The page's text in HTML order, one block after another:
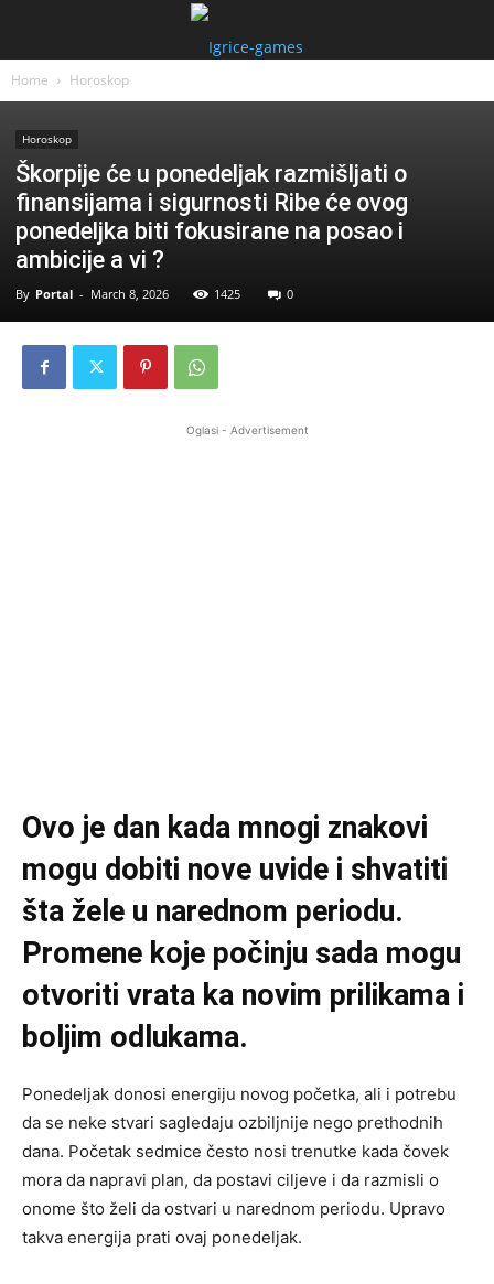
Home Horoskop
Horoskop
Škorpije će u ponedeljak razmišljati o
finansijama i sigurnosti Ribe će ovog
ponedeljka biti fokusirane na posao i
ambicije a vi ?
By Portal - March 8, 2026 1425 0
Oglasi - Advertisement
Ovo je dan kada mnogi znakovi
mogu dobiti nove uvide i shvatiti
šta žele u narednom periodu.
Promene koje počinju sada mogu
otvoriti vrata ka novim prilikama i
boljim odlukama.
Ponedeljak donosi energiju novog početka, ali i potrebu
da se neke stvari sagledaju ozbiljnije nego prethodnih
dana. Početak sedmice često nosi trenutke kada čovek
mora da napravi plan, da postavi ciljeve i da razmisli o
onome što želi da ostvari u narednom periodu. Upravo
takva energija prati ovaj ponedeljak.